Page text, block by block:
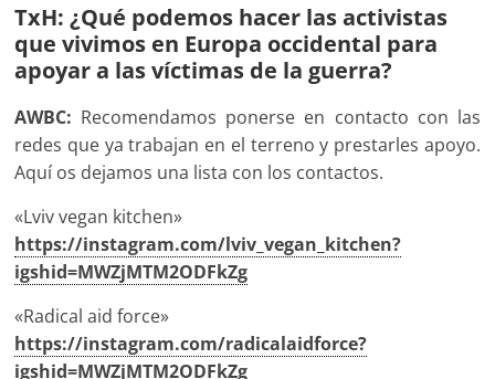
TxH: ¿Qué podemos hacer las activistas
que vivimos en Europa occidental para
apoyar a las víctimas de la guerra?
AWBC: Recomendamos ponerse en contacto con las
redes que ya trabajan en el terreno y prestarles apoyo.
Aquí os dejamos una lista con los contactos.
«Lviv vegan kitchen»
https://instagram.com/lviv_vegan_kitchen?
igshid=MWZjMTM2ODFkZg
«Radical aid force»
https://instagram.com/radicalaidforce?
igshid=MWZjMTM2ODFkZg